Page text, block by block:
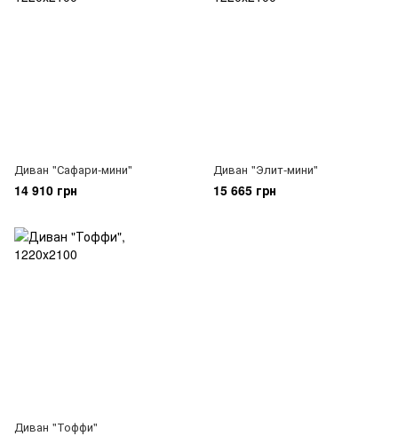
Диван "Сафари-мини"
14 910 грн
Диван "Элит-мини"
15 665 грн
Диван "Тоффи"